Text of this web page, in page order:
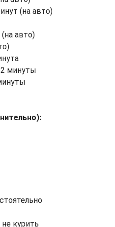
(на авто)
авто)
2 минуты
курить